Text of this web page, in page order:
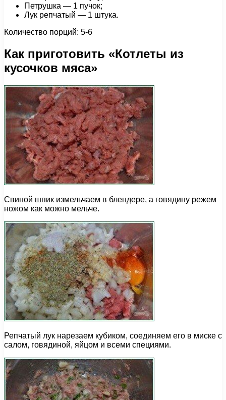
Петрушка — 1 пучок;
Лук репчатый — 1 штука.
Количество порций: 5-6
Как приготовить «Котлеты из
кусочков мяса»
Свиной шпик измельчаем в блендере, а говядину режем
ножом как можно мельче.
Репчатый лук нарезаем кубиком, соединяем его в миске с
салом, говядиной, яйцом и всеми специями.